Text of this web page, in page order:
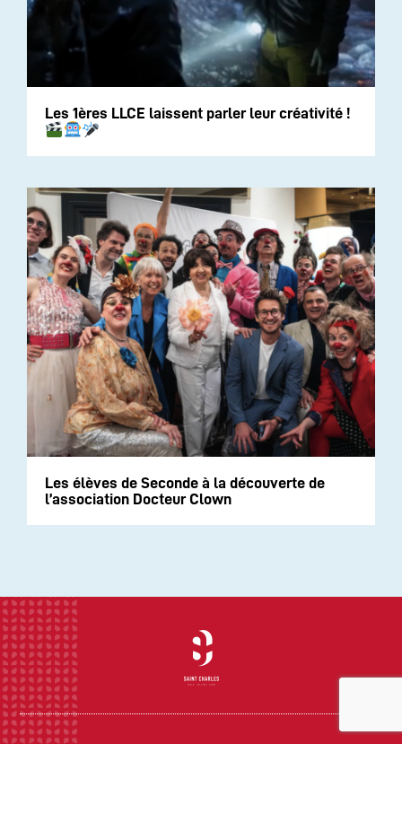
Les 1ères LLCE laissent parler leur créativité !
Les élèves de Seconde à la découverte de
l’association Docteur Clown